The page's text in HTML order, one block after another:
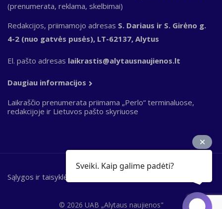
(prenumerata, reklama, skelbimai)
Redakcijos, priimamojo adresas S. Dariaus ir S. Girėno g.
4-2 (nuo gatvės pusės), LT-62137, Alytus
El. pašto adresas laikrastis@alytausnaujienos.lt
Daugiau informacijos
Laikraščio prenumerata priimama „Perlo“ terminaluose,
redakcijoje ir Lietuvos pašto skyriuose
© 2026 UAB „Alytaus naujienos"
Bottom
Sąlygos ir taisyklės
Sveiki. Kaip galime padėti?